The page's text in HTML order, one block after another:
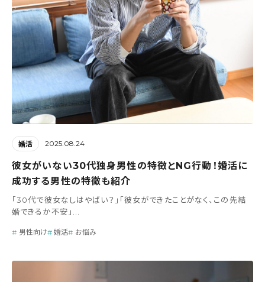
婚活 2025.08.24
彼女がいない30代独身男性の特徴とNG行動！婚活に
成功する男性の特徴も紹介
「30代で彼女なしはやばい？」「彼女ができたことがなく、この先結
婚できるか不安」...
男性向け 婚活 お悩み